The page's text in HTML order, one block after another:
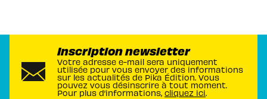
Inscription newsletter
Votre adresse e-mail sera uniquement
utilisée pour vous envoyer des informations
sur les actualités de Pika Édition. Vous
pouvez vous désinscrire à tout moment.
Pour plus d’informations, cliquez ici.